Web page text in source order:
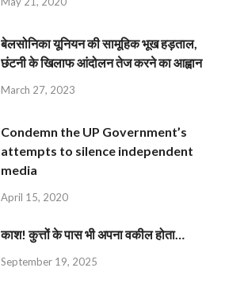
बेलसोनिका यूनियन की सामूहिक भूख हड़ताल,
छंटनी के खिलाफ आंदोलन तेज करने का आह्वान
March 27, 2023
Condemn the UP Government’s
attempts to silence independent
media
April 15, 2020
काश! कुत्तों के पास भी अपना वकील होता…
September 19, 2025